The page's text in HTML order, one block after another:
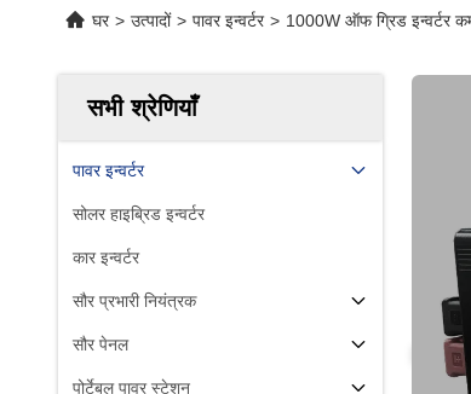
घर > उत्पादों > पावर इन्वर्टर > 1000W ऑफ ग्रिड इन्वर्टर कम
सभी श्रेणियाँ
पावर इन्वर्टर
सोलर हाइब्रिड इन्वर्टर
कार इन्वर्टर
सौर प्रभारी नियंत्रक
सौर पेनल
पोर्टेबल पावर स्टेशन